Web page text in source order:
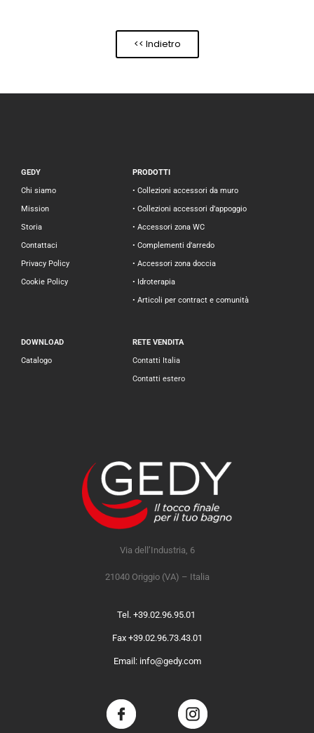
<< Indietro
GEDY
Chi siamo
Mission
Storia
Contattaci
Privacy Policy
Cookie Policy
PRODOTTI
• Collezioni accessori da muro
• Collezioni accessori d’appoggio
• Accessori zona WC
• Complementi d’arredo
• Accessori zona doccia
• Idroterapia
• Articoli per contract e comunità
DOWNLOAD
Catalogo
RETE VENDITA
Contatti Italia
Contatti estero
Via dell’Industria, 6
21040 Origgio (VA) – Italia
Tel. +39.02.96.95.01
Fax +39.02.96.73.43.01
Email: info@gedy.com